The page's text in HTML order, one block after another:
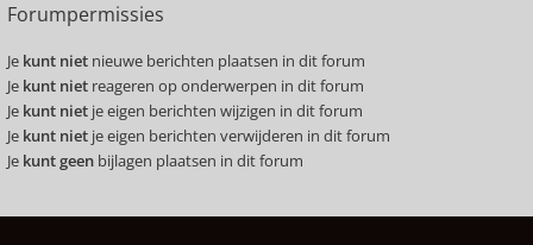
Forumpermissies
Je kunt niet nieuwe berichten plaatsen in dit forum
Je kunt niet reageren op onderwerpen in dit forum
Je kunt niet je eigen berichten wijzigen in dit forum
Je kunt niet je eigen berichten verwijderen in dit forum
Je kunt geen bijlagen plaatsen in dit forum